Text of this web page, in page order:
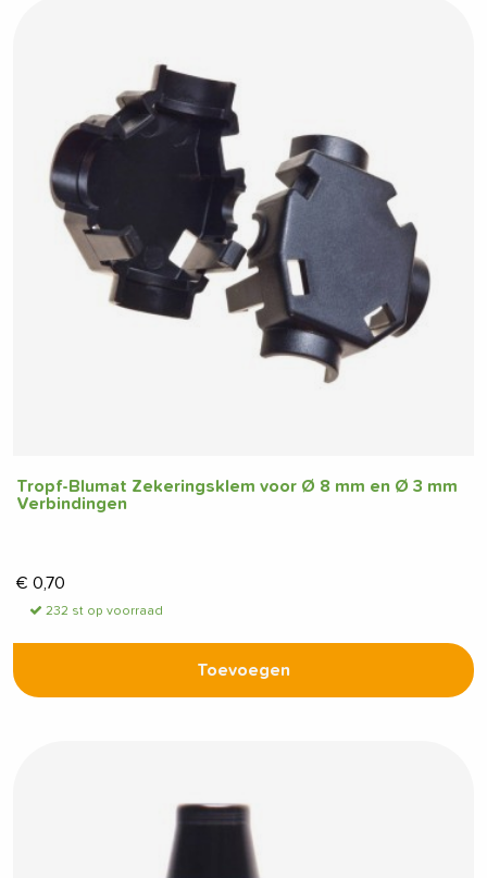
Tropf-Blumat Zekeringsklem voor Ø 8 mm en Ø 3 mm
Verbindingen
€ 0,70
232 st op voorraad
Toevoegen